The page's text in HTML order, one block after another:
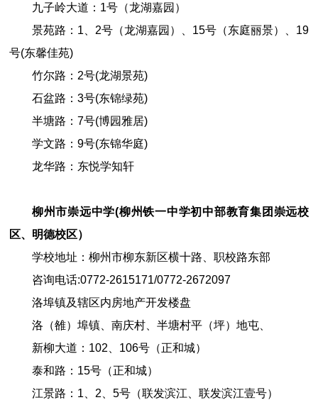
九子岭大道：1号（龙湖嘉园 ）
景苑路：1
2号（龙湖嘉园 ） 、15号 （东庭丽景）
、19
号(东馨佳苑)
竹尔路：2号(龙湖景苑)
石盆路：3号(东锦绿苑)
半塘路：7号(博园雅居)
学文路：9号(东锦华庭)
龙华路：东悦学知轩
柳州市崇远中学(柳州铁一中学初中部教育集团崇远校
区、明德校区）
学校地址：柳州市柳东新区横十路、职校路东部
咨询电话:0772-2615171/0772-2672097
洛埠镇及辖区内房地产开发楼盘
洛 （雒） 埠镇、南庆村、半塘村平（坪）地屯、
新柳大道：102
106号（正和城）
泰和路：15号（正和城）
江景路：1
2、5号（联发滨江 联发滨江壹号）